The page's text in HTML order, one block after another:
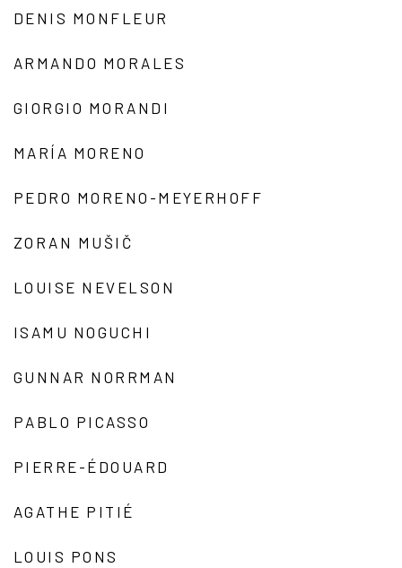
DENIS MONFLEUR
ARMANDO MORALES
GIORGIO MORANDI
MARÍA MORENO
PEDRO MORENO-MEYERHOFF
ZORAN MUŠIČ
LOUISE NEVELSON
ISAMU NOGUCHI
GUNNAR NORRMAN
PABLO PICASSO
PIERRE-ÉDOUARD
AGATHE PITIÉ
LOUIS PONS